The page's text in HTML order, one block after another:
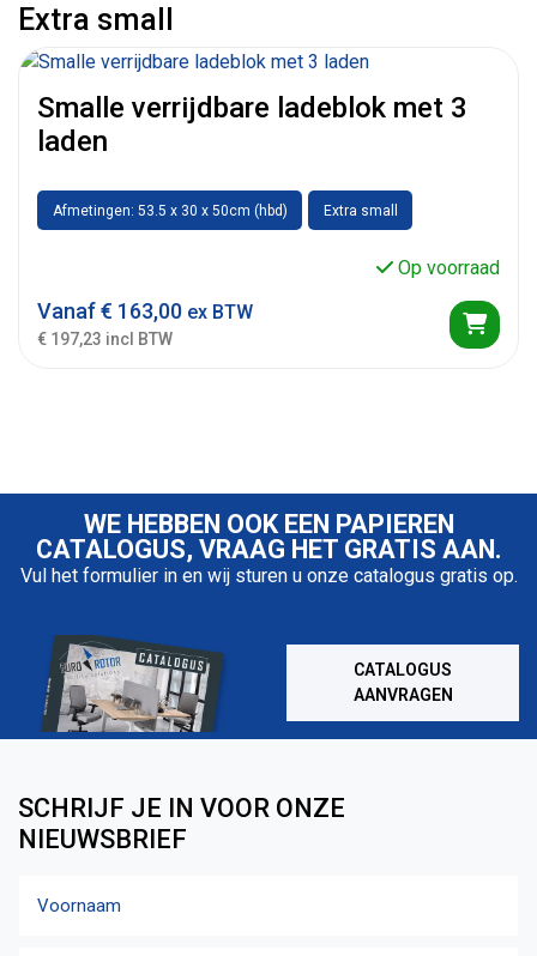
Extra small
Smalle verrijdbare ladeblok met 3
laden
Afmetingen: 53.5 x 30 x 50cm (hbd) Extra small
Op voorraad
Vanaf€ 163,00 ex BTW
€ 197,23 incl BTW
WE HEBBEN OOK EEN PAPIEREN
CATALOGUS, VRAAG HET GRATIS AAN.
Vul het formulier in en wij sturen u onze catalogus gratis op.
CATALOGUS
AANVRAGEN
SCHRIJF JE IN VOOR ONZE
NIEUWSBRIEF